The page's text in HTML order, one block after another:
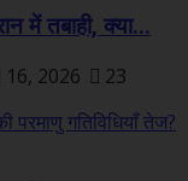
में तबाही, क्या...
16, 2026 23